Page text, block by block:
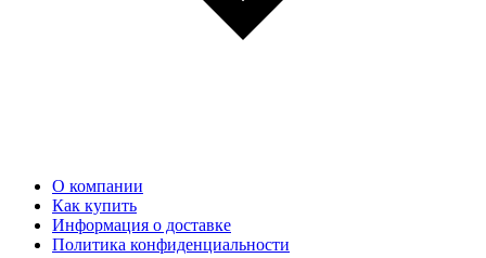
О компании
Как купить
Информация о доставке
Политика конфиденциальности